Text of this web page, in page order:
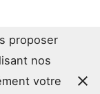
proposer
nos
votre